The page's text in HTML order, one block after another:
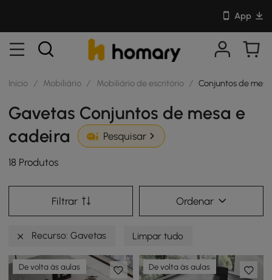
App
Início / Mobiliário / Mobiliário de escritório / Conjuntos de
Gavetas Conjuntos de mesa e
cadeira
Pesquisar
18 Produtos
Filtrar Ordenar
Recurso: Gavetas Limpar tudo
De volta às aulas De volta às aulas